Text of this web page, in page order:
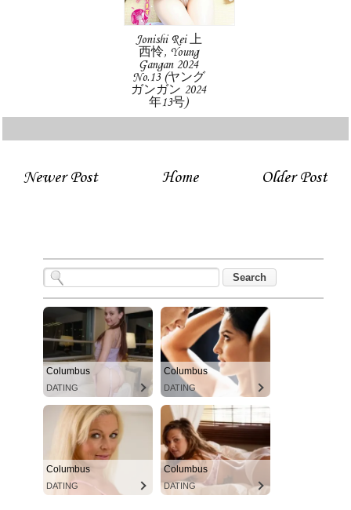
Jonishi Rei 上
西怜, Young
Gangan 2024
No.13 (ヤング
ガンガン 2024
年13号)
Newer Post Older Post
Home
Columbus
DATING
Columbus
DATING
Columbus
DATING
Columbus
DATING